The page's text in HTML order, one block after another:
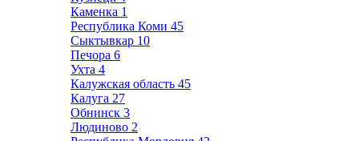
Каменка 1
Республика Коми 45
Сыктывкар 10
Печора 6
Ухта 4
Калужская область 45
Калуга 27
Обнинск 3
Людиново 2